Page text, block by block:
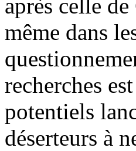
après celle
même dans
recherches
potentiels
déserteurs à